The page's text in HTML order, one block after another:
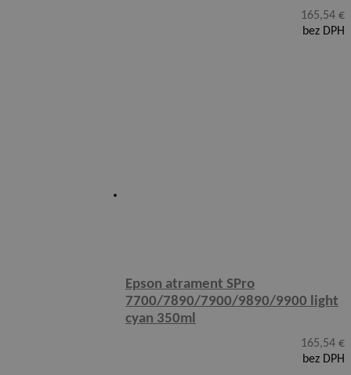
165,54 €
bez DPH
Epson atrament SPro
7700/7890/7900/9890/9900 light
cyan 350ml
165,54 €
bez DPH